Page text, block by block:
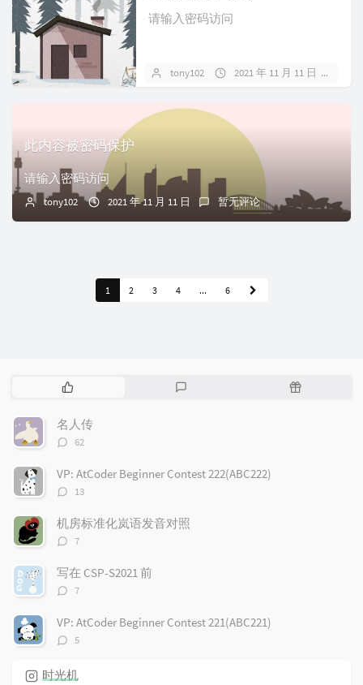
请输入密码访问
tony102 2021 年 11 月 11 日
此内容被密码保护
请输入密码访问
tony102 2021 年 11 月 11 日 暂无评论
1 2 3 4 ... 6
热
文
章
随
名人传
评
数：
62
VP: AtCoder Beginner Contest 222(ABC222)
评
数：
13
机房标准化岚语发音对照
评
数：
7
写在 CSP-S2021 前
评
数：
7
VP: AtCoder Beginner Contest 221(ABC221)
评
5
时光机